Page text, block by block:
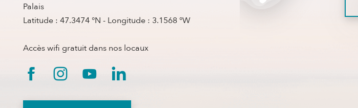
Palais
Latitude : 47.3474 °N - Longitude : 3.1568 °W
Accès wifi gratuit dans nos locaux